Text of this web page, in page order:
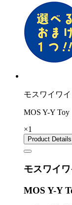
モスワイワイ
MOS Y-Y Toy
×1
Product Details
モスワイ
MOS Y-Y